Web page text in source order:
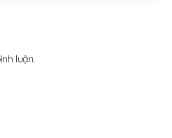
luận.